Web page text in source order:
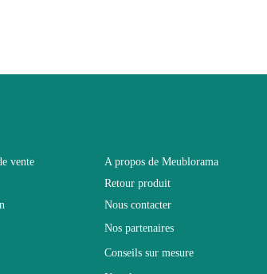
vente
A propos de Meublorama
Retour produit
Nous contacter
Nos partenaires
Conseils sur mesure